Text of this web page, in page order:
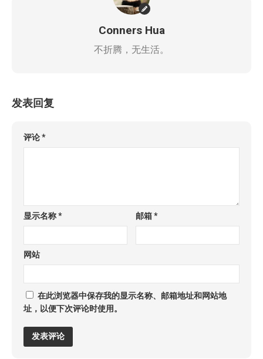
Conners Hua
不折腾，无生活。
发表回复
评论*
显示名称* 邮箱*
网站
在此浏览器中保存我的显示名称、邮箱地址和网站地
址，以便下次评论时使用。